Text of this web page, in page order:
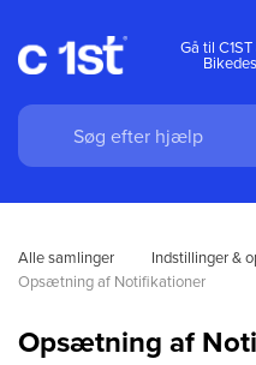
Gå til C1ST
Alle samlinger Indstillinger &
Opsætning af Notifikationer
Opsætning af